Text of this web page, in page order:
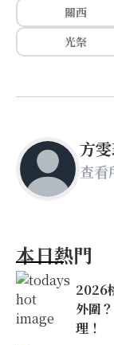
關西
光祭
方
查看
本日熱門
2026
外圍
理！